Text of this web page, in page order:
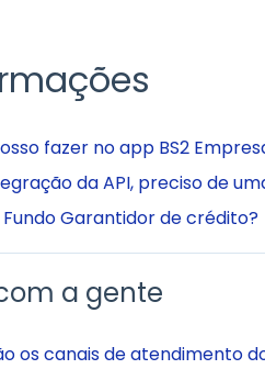
fazer no app BS2
da API, preciso de
Fundo Garantidor de crédito?
a gente
os canais de atendimento